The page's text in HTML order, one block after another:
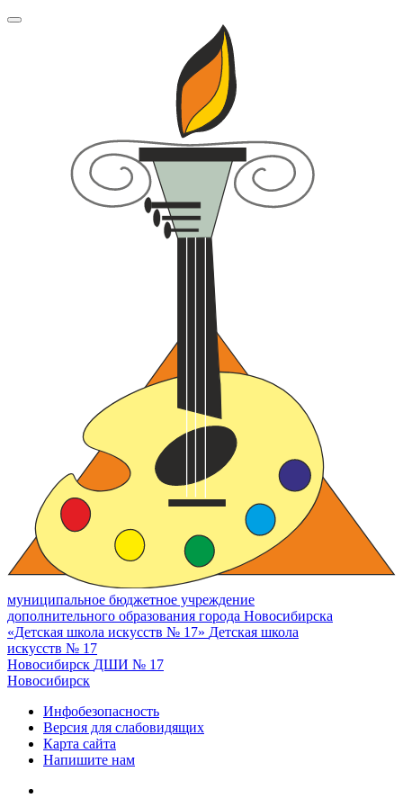
муниципальное бюджетное учреждение
дополнительного образования города Новосибирска
«Детская школа искусств № 17» Детская школа
искусств № 17
Новосибирск ДШИ № 17
Новосибирск
Инфобезопасность
Версия для слабовидящих
Карта сайта
Напишите нам